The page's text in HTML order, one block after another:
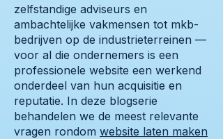
zelfstandige adviseurs en
ambachtelijke vakmensen tot mkb-
bedrijven op de industrieterreinen —
voor al die ondernemers is een
professionele website een werkend
onderdeel van hun acquisitie en
reputatie. In deze blogserie
behandelen we de meest relevante
vragen rondom website laten maken